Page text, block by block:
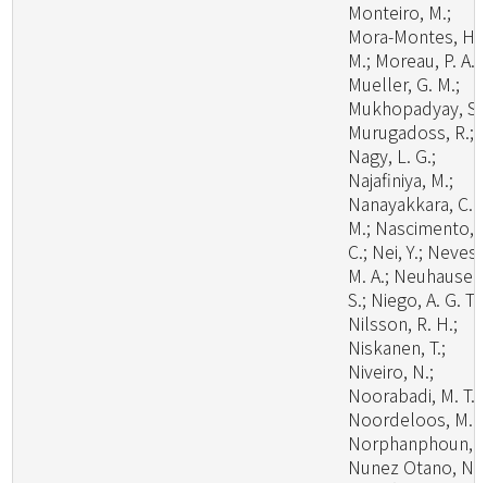
Monteiro, M.;
Mora-Montes, H.
M.; Moreau, P. A.;
Mueller, G. M.;
Mukhopadyay, S.;
Murugadoss, R.;
Nagy, L. G.;
Najafiniya, M.;
Nanayakkara, C.
M.; Nascimento,
C.; Nei, Y.; Neves,
M. A.; Neuhauser,
S.; Niego, A. G. T.;
Nilsson, R. H.;
Niskanen, T.;
Niveiro, N.;
Noorabadi, M. T.;
Noordeloos, M.
Norphanphoun,
Nunez Otano, N.